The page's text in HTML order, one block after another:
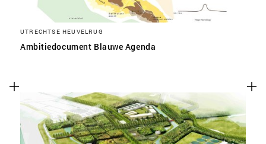
UTRECHTSE HEUVELRUG
Ambitiedocument Blauwe Agenda